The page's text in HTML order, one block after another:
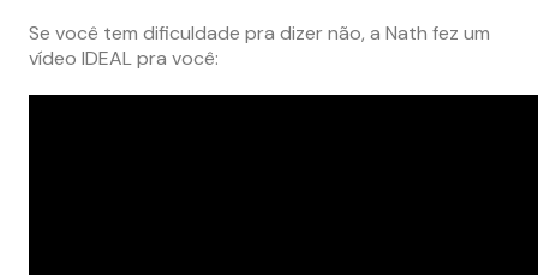
Se você tem dificuldade pra dizer não, a Nath fez um
vídeo IDEAL pra você: